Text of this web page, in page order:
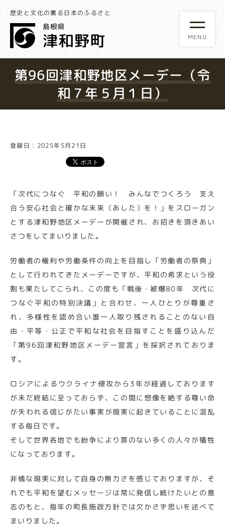
歴史と文化の薫る日本のふるさと
第96回津和野地区メーデー（令
和７年５月１日）
登録日：2025年5月21日
「次代につなぐ 平和の願い！ みんなでつくろう 支え
合う安心社会と確かな未来（あした）を！」をスローガン
とする津和野地区メーデーが開催され、お招きを頂きあい
さつをしてまいりました。
労働者の権利や労働条件の向上を目指し「労働者の祭典」
として行われてきたメーデーですが、平和の希求という役
割も果たしてこられ、この度も「戦後・被爆80年 次代に
つなぐ平和の特別決議」と合わせ、一人ひとりが尊重さ
れ、多様性を認め合い誰一人取り残されることのない自
由・平等・公正で平和な社会を目指すことを盛り込んだ
「第96回津和野地区メーデー宣言」を採択されておりま
す。
ロシアによるウクライナ侵攻から3年が経過しております
が未だ終結に至っておらず、この間に想像を絶する尊い命
が失われる信じがたい事実が現実に起きていることに混乱
する毎日です。
そして世界各地でも紛争により罪のない多くの人々が犠牲
になっております。
非情な現実に対して自身の無力さを感じておりますが、そ
れでも平和を望むメッセージは常に発信し続けたいとの意
志のもと、毎年の町長施政方針では欠かさず思いを述べて
まいりました。